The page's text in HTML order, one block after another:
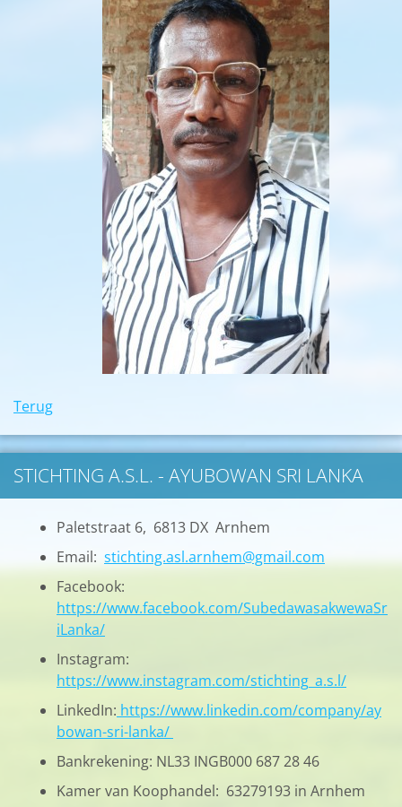
Terug
STICHTING A.S.L. - AYUBOWAN SRI LANKA
Paletstraat 6, 6813 DX Arnhem
Email: stichting.asl.arnhem@gmail.com
Facebook:
https://www.facebook.com/SubedawasakwewaSr
iLanka/
Instagram:
https://www.instagram.com/stichting_a.s.l/
LinkedIn: https://www.linkedin.com/company/ay
bowan-sri-lanka/
Bankrekening: NL33 INGB000 687 28 46
Kamer van Koophandel: 63279193 in Arnhem